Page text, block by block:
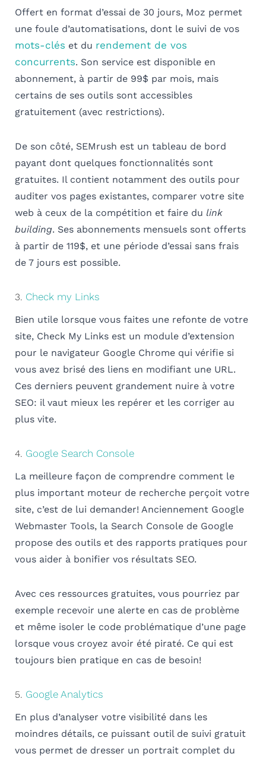
Offert en format d’essai de 30 jours, Moz permet
une foule d’automatisations, dont le suivi de vos
mots-clés et du rendement de vos
concurrents. Son service est disponible en
abonnement, à partir de 99$ par mois, mais
certains de ses outils sont accessibles
gratuitement (avec restrictions).
De son côté, SEMrush est un tableau de bord
payant dont quelques fonctionnalités sont
gratuites. Il contient notamment des outils pour
auditer vos pages existantes, comparer votre site
web à ceux de la compétition et faire du link
building. Ses abonnements mensuels sont offerts
à partir de 119$, et une période d’essai sans frais
de 7 jours est possible.
3. Check my Links
Bien utile lorsque vous faites une refonte de votre
site, Check My Links est un module d’extension
pour le navigateur Google Chrome qui vérifie si
vous avez brisé des liens en modifiant une URL.
Ces derniers peuvent grandement nuire à votre
SEO: il vaut mieux les repérer et les corriger au
plus vite.
4. Google Search Console
La meilleure façon de comprendre comment le
plus important moteur de recherche perçoit votre
site, c’est de lui demander! Anciennement Google
Webmaster Tools, la Search Console de Google
propose des outils et des rapports pratiques pour
vous aider à bonifier vos résultats SEO.
Avec ces ressources gratuites, vous pourriez par
exemple recevoir une alerte en cas de problème
et même isoler le code problématique d’une page
lorsque vous croyez avoir été piraté. Ce qui est
toujours bien pratique en cas de besoin!
5. Google Analytics
En plus d’analyser votre visibilité dans les
moindres détails, ce puissant outil de suivi gratuit
vous permet de dresser un portrait complet du